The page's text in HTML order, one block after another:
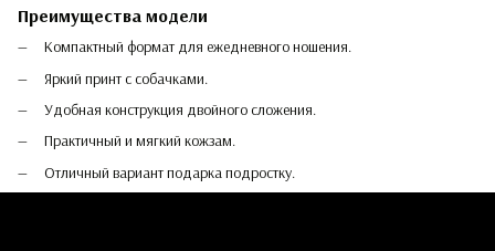
Преимущества модели
Компактный формат для ежедневного ношения.
Яркий принт с собачками.
Удобная конструкция двойного сложения.
Практичный и мягкий кожзам.
Отличный вариант подарка подростку.